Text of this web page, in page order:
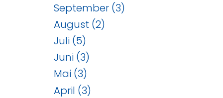
September (3)
August (2)
Juli (5)
Juni (3)
Mai (3)
April (3)